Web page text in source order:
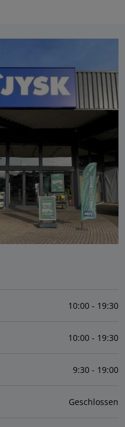
10:00 - 19:30
10:00 - 19:30
9:30 - 19:00
Geschlossen